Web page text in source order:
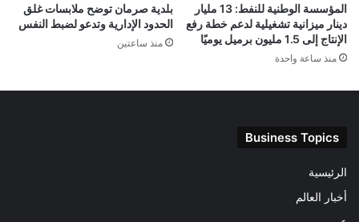
المؤسسة الوطنية للنفط: 13 مليار
دينار ميزانية تشغيلية لدعم خطة رفع
الإنتاج إلى 1.5 مليون برميل يوميًا
منذ ساعة واحدة
بلدية صرمان توضح ملابسات غلق
الحدود الإدارية وتدعو لضبط النفس
منذ ساعتين
Business Topics
الرئيسية
أخبار العالم